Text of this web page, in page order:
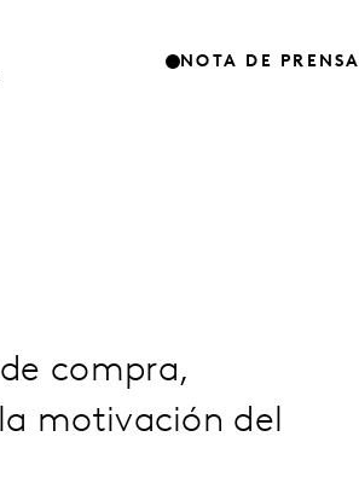
NOTA DE PRENSA
compra,
motivación del